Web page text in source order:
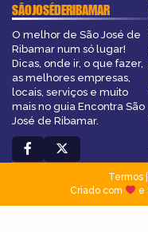
SÃOJOSÉDERIBAMAR
O melhor de São José de
Ribamar num só lugar!
Dicas, onde ir, o que fazer,
as melhores empresas,
locais, serviços e muito
mais no guia Encontra São
José de Ribamar.
Termos|
Criado com
e